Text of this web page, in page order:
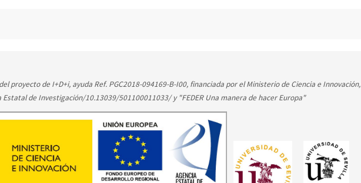
proyecto de I+D+i, ayuda Ref. PGC2018-094169-B-I00, financiada por el Ministerio de Ciencia e Innovación,
Estatal de Investigación/10.13039/501100011033/ y "FEDER Una manera de hacer Europa"